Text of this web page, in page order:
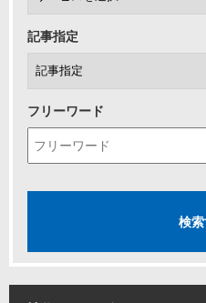
記事指定
フリーワード